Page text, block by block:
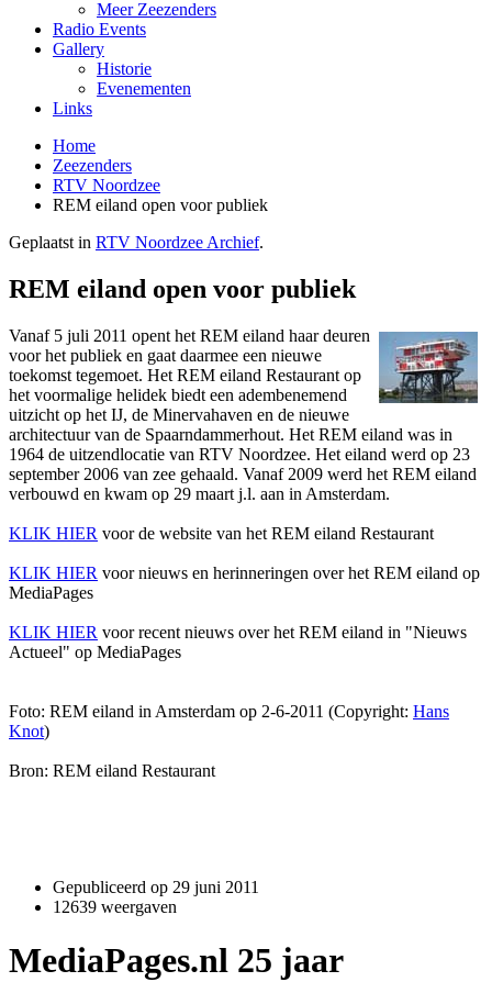
Meer Zeezenders
Radio Events
Gallery
Historie
Evenementen
Links
Home
Zeezenders
RTV Noordzee
REM eiland open voor publiek
Geplaatst in RTV Noordzee Archief.
REM eiland open voor publiek
Vanaf 5 juli 2011 opent het REM eiland haar deuren
voor het publiek en gaat daarmee een nieuwe
toekomst tegemoet. Het REM eiland Restaurant op
het voormalige helidek biedt een adembenemend
uitzicht op het IJ, de Minervahaven en de nieuwe
architectuur van de Spaarndammerhout. Het REM eiland was in
1964 de uitzendlocatie van RTV Noordzee. Het eiland werd op 23
september 2006 van zee gehaald. Vanaf 2009 werd het REM eiland
verbouwd en kwam op 29 maart j.l. aan in Amsterdam.
KLIK HIER voor de website van het REM eiland Restaurant
KLIK HIER voor nieuws en herinneringen over het REM eiland op
MediaPages
KLIK HIER voor recent nieuws over het REM eiland in "Nieuws
Actueel" op MediaPages
Foto: REM eiland in Amsterdam op 2-6-2011 (Copyright: Hans
Knot)
Bron: REM eiland Restaurant
Gepubliceerd op 29 juni 2011
12639 weergaven
MediaPages.nl 25 jaar